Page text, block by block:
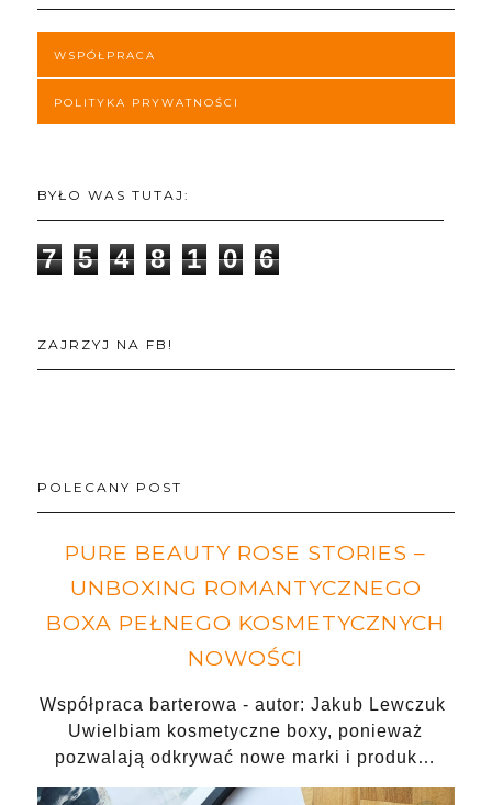
WSPÓŁPRACA
POLITYKA PRYWATNOŚCI
BYŁO WAS TUTAJ:
7 5 4 8 1 0 6
ZAJRZYJ NA FB!
POLECANY POST
PURE BEAUTY ROSE STORIES –
UNBOXING ROMANTYCZNEGO
BOXA PEŁNEGO KOSMETYCZNYCH
NOWOŚCI
Współpraca barterowa - autor: Jakub Lewczuk
Uwielbiam kosmetyczne boxy, ponieważ
pozwalają odkrywać nowe marki i produk…